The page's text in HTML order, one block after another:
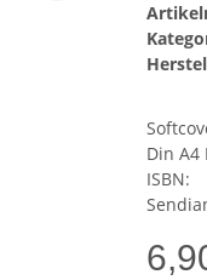
Din A4
ISBN: